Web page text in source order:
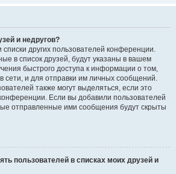
и недругов?
других пользователей конференции.
в список друзей, будут указаны в вашем
быстрого доступа к информации о том,
сети, и для отправки им личных сообщений.
также могут выделяться, если это
Если вы добавили пользователей
отправленные ими сообщения будут скрыты
пользователей в списках моих друзей и